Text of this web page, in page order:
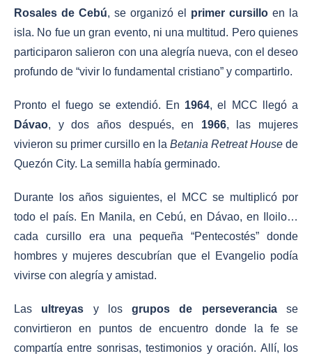
Rosales de Cebú, se organizó el primer cursillo en la
isla. No fue un gran evento, ni una multitud. Pero quienes
participaron salieron con una alegría nueva, con el deseo
profundo de “vivir lo fundamental cristiano” y compartirlo.
Pronto el fuego se extendió. En 1964, el MCC llegó a
Dávao, y dos años después, en 1966, las mujeres
vivieron su primer cursillo en la Betania Retreat House de
Quezón City. La semilla había germinado.
Durante los años siguientes, el MCC se multiplicó por
todo el país. En Manila, en Cebú, en Dávao, en Iloilo…
cada cursillo era una pequeña “Pentecostés” donde
hombres y mujeres descubrían que el Evangelio podía
vivirse con alegría y amistad.
Las ultreyas y losgrupos de perseveranciase
convirtieron en puntos de encuentro donde la fe se
compartía entre sonrisas, testimonios y oración. Allí, los